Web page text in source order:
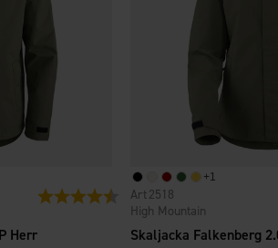
Herr
Betyg: 4.4 utav 5 stjärnor
+1
Skaljacka Falkenberg
High Mountain
2518